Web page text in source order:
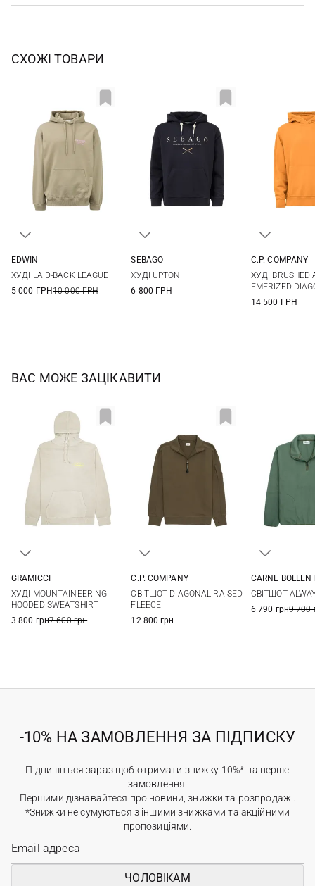
СХОЖІ ТОВАРИ
XL
EDWIN
ХУДІ LAID-BACK LEAGUE
5 000 ГРН10 000 ГРН
SEBAGO
ХУДІ UPTON
6 800 ГРН
C.P. COMPANY
ХУДІ BRUSHED
EMERIZED
14 500 ГРН
ВАС МОЖЕ ЗАЦІКАВИТИ
GRAMICCI
ХУДІ MOUNTAINEERING
HOODED SWEATSHIRT
3 800 грн7 600 грн
C.P. COMPANY
СВІТШОТ DIAGONAL RAISED
FLEECE
12 800 грн
CARNE
СВІТШОТ
6 790 грн9 700
-10% НА ЗАМОВЛЕННЯ ЗА ПІДПИСКУ
Підпишіться зараз щоб отримати знижку 10%* на перше
замовлення.
Першими дізнавайтеся про новини, знижки та розпродажі.
*Знижки не сумуються з іншими знижками та акційними
пропозиціями.
ЧОЛОВІКАМ